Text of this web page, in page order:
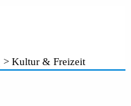
Kultur & Freizeit